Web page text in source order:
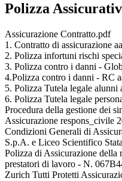
Polizza
Assicurazione Contratto.pdf
1. Contratto di assicurazione
2. Polizza infortuni rischi
3. Polizza contro i danni -
4.Polizza contro i danni - RC
5. Polizza Tutela legale alunni
6. Polizza Tutela legale
Procedura della gestione dei
Assicurazione respons_civile
Condizioni Generali di
S.p.A. e Liceo Scientifico
Polizza di Assicurazione della
prestatori di lavoro - N.
Zurich Tutti Protetti